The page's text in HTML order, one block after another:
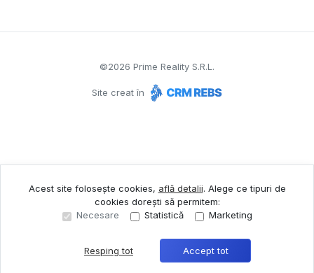
Sună acum Solicită vizionare
©2026 Prime Reality S.R.L.
Site creat în
Acest site folosește cookies, află detalii. Alege ce tipuri de
cookies dorești să permitem:
Necesare
Statistică Marketing
Resping tot Accept tot